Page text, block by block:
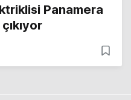
Panamera